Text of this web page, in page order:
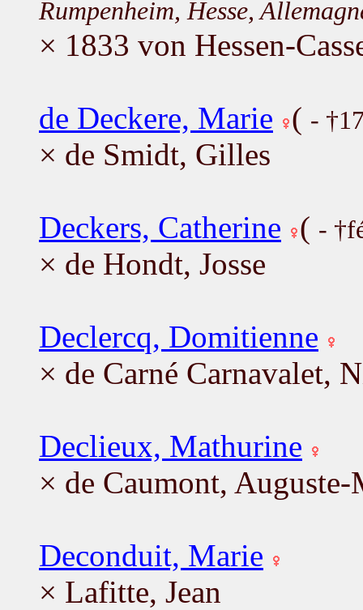
Rumpenheim, Hesse,
× 1833 von Hessen-
de Deckere, Marie ( -
× de Smidt, Gilles
Deckers, Catherine ( -
× de Hondt, Josse
Declercq, Domitienne
× de Carné Carnavalet,
Declieux, Mathurine
× de Caumont, Auguste-
Deconduit, Marie
× Lafitte, Jean